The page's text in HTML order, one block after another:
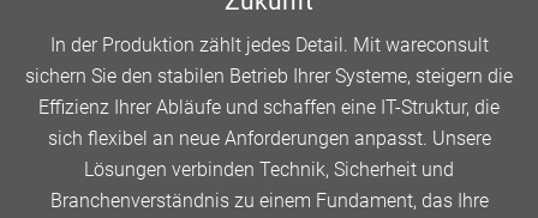
In der Produktion zählt jedes Detail. Mit wareconsult
sichern Sie den stabilen Betrieb Ihrer Systeme, steigern die
Effizienz Ihrer Abläufe und schaffen eine IT-Struktur, die
sich flexibel an neue Anforderungen anpasst. Unsere
Lösungen verbinden Technik, Sicherheit und
Branchenverständnis zu einem Fundament, das Ihre